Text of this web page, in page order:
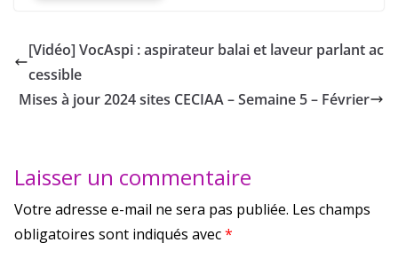
[Vidéo] VocAspi : aspirateur balai et laveur parlant ac
cessible
Mises à jour 2024 sites CECIAA – Semaine 5 – Février
Laisser un commentaire
Votre adresse e-mail ne sera pas publiée. Les champs
obligatoires sont indiqués avec*